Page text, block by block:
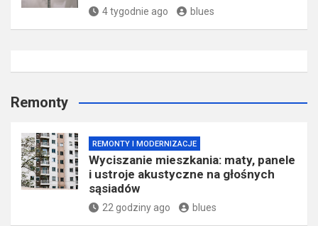
4 tygodnie ago blues
Remonty
REMONTY I MODERNIZACJE
Wyciszanie mieszkania: maty, panele
i ustroje akustyczne na głośnych
sąsiadów
22 godziny ago blues